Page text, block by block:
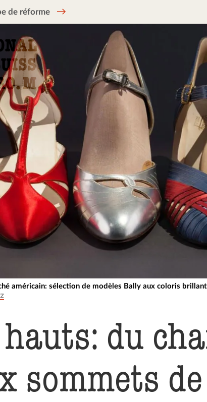
de réforme
américain: sélection de modèles Bally aux coloris
du
sommets de